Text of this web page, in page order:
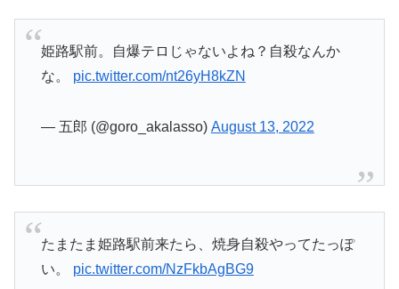
姫路駅前。自爆テロじゃないよね？自殺なんか
な。 pic.twitter.com/nt26yH8kZN
— 五郎 (@goro_akalasso) August 13, 2022
たまたま姫路駅前来たら、焼身自殺やってたっぽ
い。 pic.twitter.com/NzFkbAgBG9